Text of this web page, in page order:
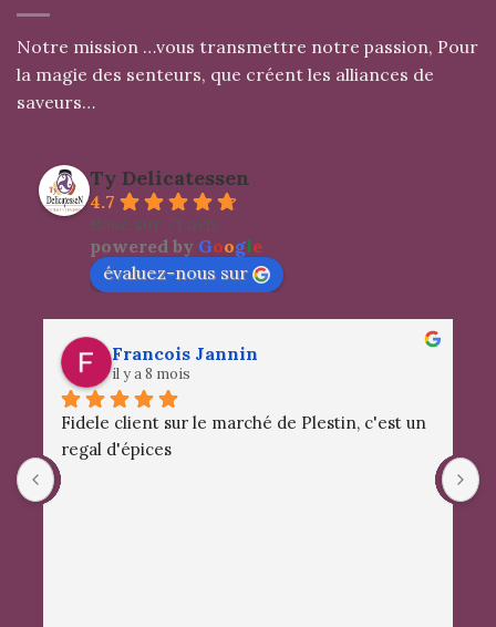
Notre mission …vous transmettre notre passion, Pour
la magie des senteurs, que créent les alliances de
saveurs…
Ty Delicatessen
4.7
Basé sur 71 avis
powered by Google
évaluez-nous sur
Francois Jannin
il y a 8 mois
Fidele client sur le marché de Plestin, c'est un
regal d'épices